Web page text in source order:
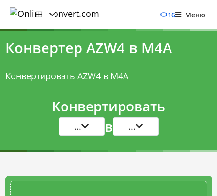
16 Меню
Конвертер AZW4 в M4A
Конвертировать AZW4 в M4A
Конвертировать
... в ...